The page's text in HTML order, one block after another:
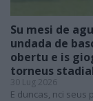
Su mesi de
undada de
obertu e is
torneus
30 Lug 2026
E duncas, nci seus